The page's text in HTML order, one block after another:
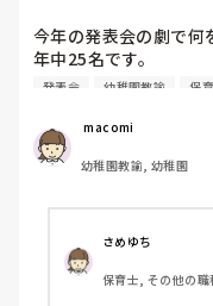
今年の発表会の劇で何
年中25名です。
過去に「これは子ど
ひ教えてほしいです！
発表会 幼稚園教諭 保
macomi
幼稚園教諭, 幼稚園
さめゆち
保育士, その他の